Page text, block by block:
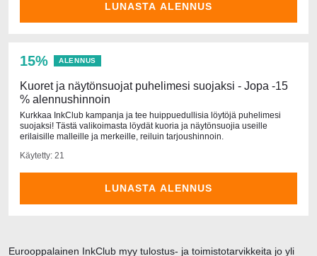
LUNASTA ALENNUS
15% ALENNUS
Kuoret ja näytönsuojat puhelimesi suojaksi - Jopa -15
% alennushinnoin
Kurkkaa InkClub kampanja ja tee huippuedullisia löytöjä puhelimesi
suojaksi! Tästä valikoimasta löydät kuoria ja näytönsuojia useille
erilaisille malleille ja merkeille, reiluin tarjoushinnoin.
Käytetty: 21
LUNASTA ALENNUS
Eurooppalainen InkClub myy tulostus- ja toimistotarvikkeita jo yli